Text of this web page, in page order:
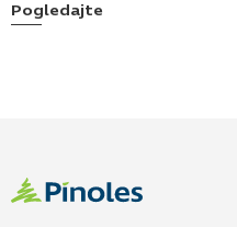
Pogledajte